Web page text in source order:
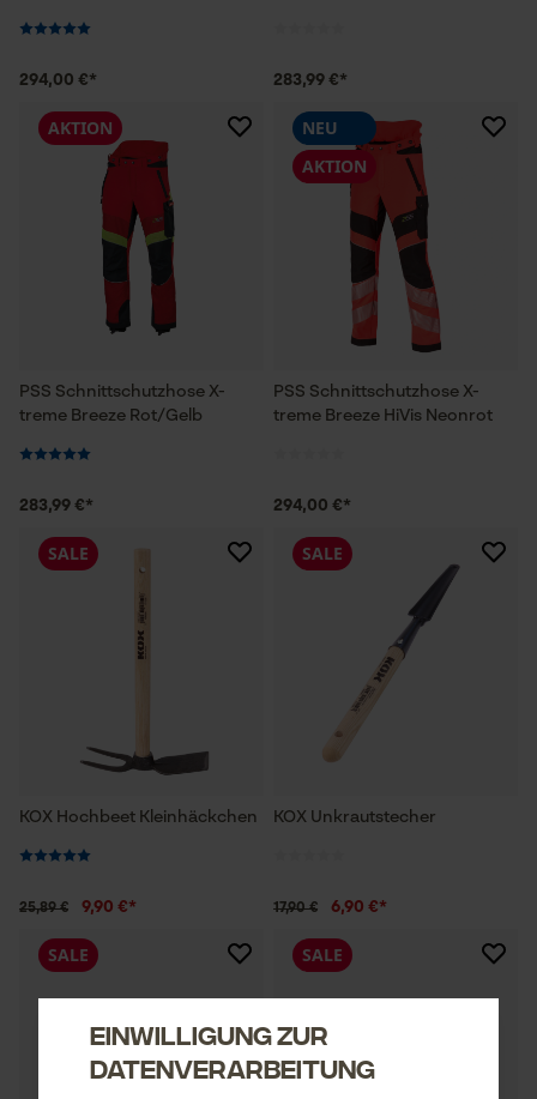
294,00 €* 283,99 €*
PSS Schnittschutzhose X-
treme Breeze Rot/Gelb
AKTION
283,99 €*
PSS Schnittschutzhose X-
treme Breeze HiVis Neonrot
NEU
AKTION
294,00 €*
KOX Hochbeet Kleinhäckchen
SALE
25,89 € 9,90 €*
KOX Unkrautstecher
SALE
17,90 € 6,90 €*
SALE SALE
Einwilligung zur
Datenverarbeitung